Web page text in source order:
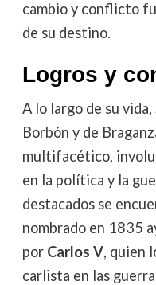
cambio y conflicto
de su destino.
Logros y
A lo largo de su
Borbón y de
multifacético,
en la política y la
destacados se
nombrado en 1835
por Carlos V, quien
carlista en las